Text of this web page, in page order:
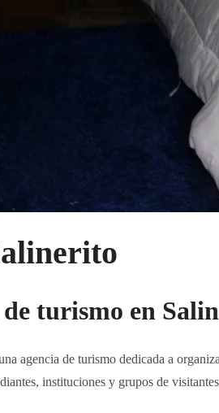
turismo en
agencia de turismo dedicada a
instituciones y grupos de